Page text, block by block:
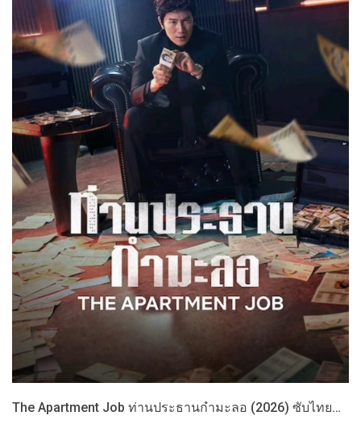
The Apartment Job ท่านประธานกำมะลอ (2026) ซับไทย…